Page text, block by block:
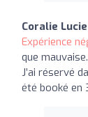
Coralie Lucie
Expérience
que
J’ai réservé
été booké en